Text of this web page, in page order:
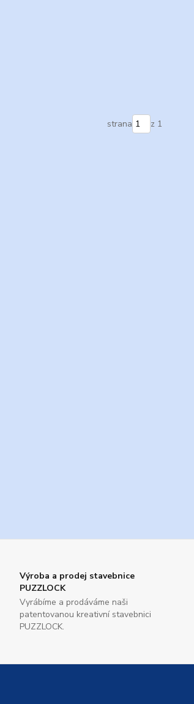
strana z 1
Výroba a prodej stavebnice
PUZZLOCK
Vyrábíme a prodáváme naši
patentovanou kreativní stavebnici
PUZZLOCK.